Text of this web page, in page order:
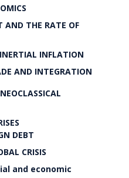
AND THE RATE OF
INFLATION
AND INTEGRATION
DEBT
CRISIS
and economic